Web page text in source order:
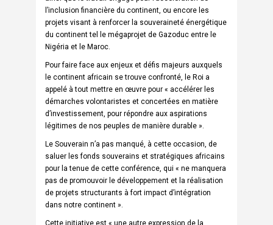
l’inclusion financière du continent, ou encore les
projets visant à renforcer la souveraineté énergétique
du continent tel le mégaprojet de Gazoduc entre le
Nigéria et le Maroc.
Pour faire face aux enjeux et défis majeurs auxquels
le continent africain se trouve confronté, le Roi a
appelé à tout mettre en œuvre pour « accélérer les
démarches volontaristes et concertées en matière
d’investissement, pour répondre aux aspirations
légitimes de nos peuples de manière durable ».
Le Souverain n’a pas manqué, à cette occasion, de
saluer les fonds souverains et stratégiques africains
pour la tenue de cette conférence, qui « ne manquera
pas de promouvoir le développement et la réalisation
de projets structurants à fort impact d’intégration
dans notre continent ».
Cette initiative est « une autre expression de la